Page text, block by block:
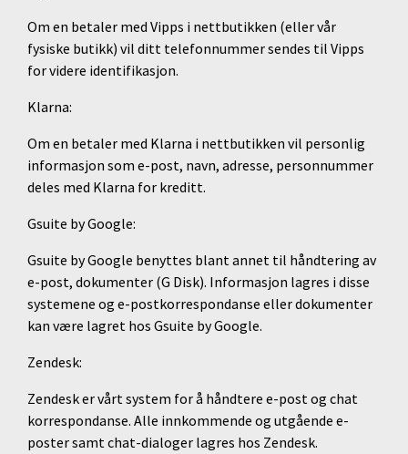
Om en betaler med Vipps i nettbutikken (eller vår
fysiske butikk) vil ditt telefonnummer sendes til Vipps
for videre identifikasjon.
Klarna:
Om en betaler med Klarna i nettbutikken vil personlig
informasjon som e-post, navn, adresse, personnummer
deles med Klarna for kreditt.
Gsuite by Google:
Gsuite by Google benyttes blant annet til håndtering av
e-post, dokumenter (G Disk). Informasjon lagres i disse
systemene og e-postkorrespondanse eller dokumenter
kan være lagret hos Gsuite by Google.
Zendesk:
Zendesk er vårt system for å håndtere e-post og chat
korrespondanse. Alle innkommende og utgående e-
poster samt chat-dialoger lagres hos Zendesk.